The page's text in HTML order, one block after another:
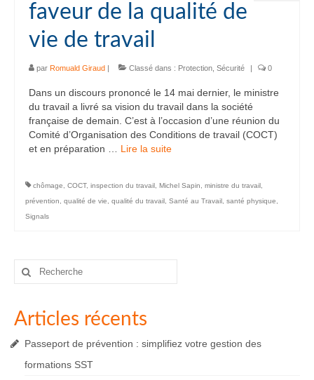
faveur de la qualité de
vie de travail
par Romuald Giraud Classé dans : Protection, Sécurité 0
Dans un discours prononcé le 14 mai dernier, le ministre
du travail a livré sa vision du travail dans la société
française de demain. C’est à l’occasion d’une réunion du
Comité d’Organisation des Conditions de travail (COCT)
et en préparation … Lire la suite­­
chômage, COCT, inspection du travail , Michel Sapin, ministre du travail ,
prévention, qualité de vie, qualité du travail , Santé au Travail , santé physique,
Signals
Rechercher
Articles récents
Passeport de prévention : simplifiez votre gestion des
formations SST